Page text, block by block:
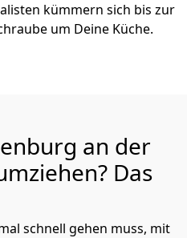
kümmern sich bis zur
um Deine Küche.
an der
Das
schnell gehen muss, mit